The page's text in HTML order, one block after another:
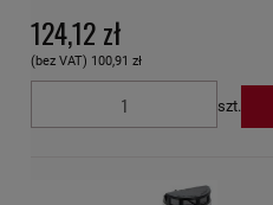
124,12 zł
(bez VAT) 100,91 zł
szt.